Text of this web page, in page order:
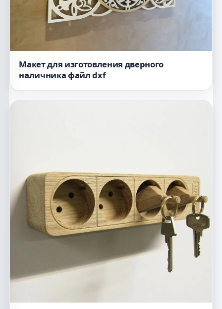
Макет для изготовления дверного
наличника файл dxf